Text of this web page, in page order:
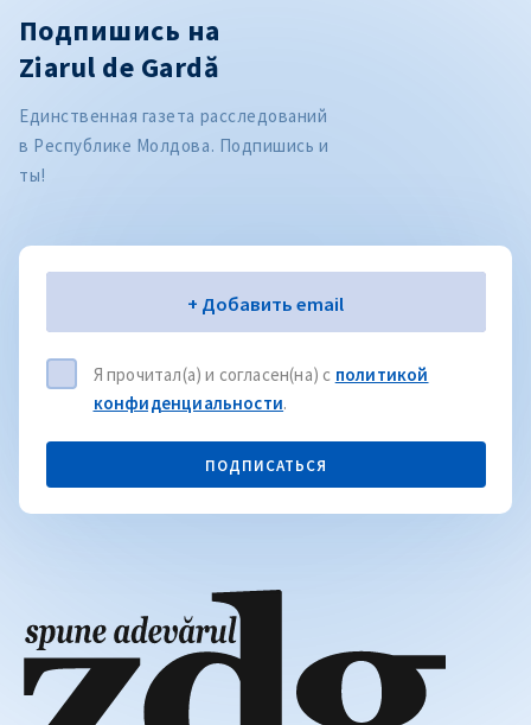
Подпишись на
Ziarul de Gardă
Единственная газета расследований
в Республике Молдова. Подпишись и
ты!
Электронная почта+ Добавить email
Я прочитал(а) и согласен(на) с политикой
конфиденциальности.
ПОДПИСАТЬСЯ